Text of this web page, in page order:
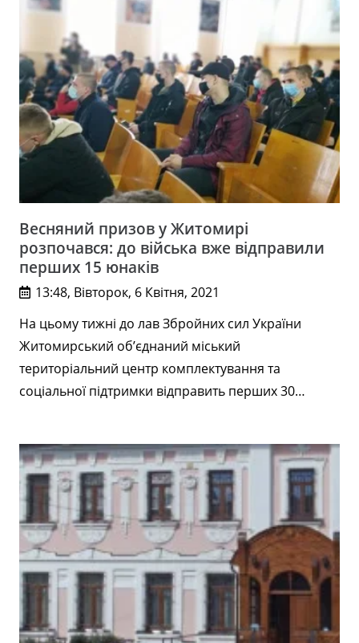
Весняний призов у Житомирі
розпочався: до війська вже відправили
перших 15 юнаків
13:48, Вівторок, 6 Квітня, 2021
На цьому тижні до лав Збройних сил України
Житомирський об’єднаний міський
територіальний центр комплектування та
соціальної підтримки відправить перших 30…